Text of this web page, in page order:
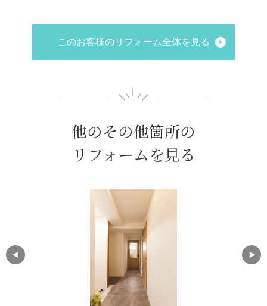
このお客様のリフォーム全体を見る
他のその他箇所の
リフォームを見る